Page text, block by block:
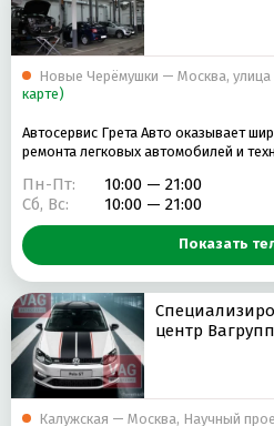
Новые Черёмушки — Москва, улица
карте)
Автосервис Грета Авто оказывает
ремонта легковых автомобилей и
Пн-Пт:
10:00 — 21:00
Сб, Вс:
10:00 — 21:00
Показать
центр Вагрупп
Калужская — Москва, Научный